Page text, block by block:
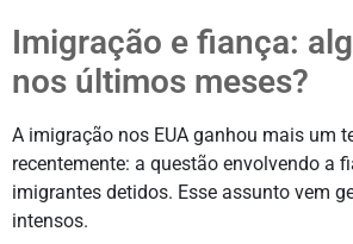
Imigração e fiança:
nos últimos meses?
A imigração nos EUA ganhou mais um
recentemente: a questão envolvendo a
imigrantes detidos. Esse assunto vem
intensos.